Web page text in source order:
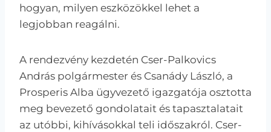
hogyan, milyen eszközökkel lehet a
legjobban reagálni.
A rendezvény kezdetén Cser-Palkovics
András polgármester és Csanády László, a
Prosperis Alba ügyvezető igazgatója osztotta
meg bevezető gondolatait és tapasztalatait
az utóbbi, kihívásokkal teli időszakról. Cser-